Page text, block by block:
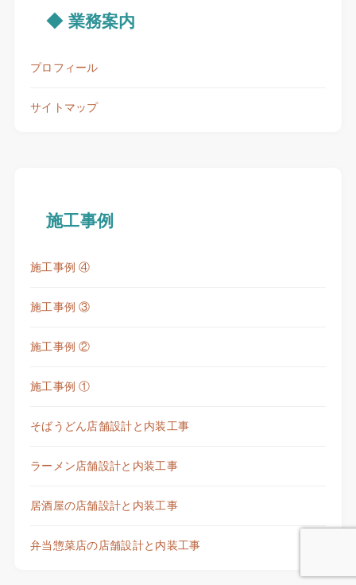
◆ 業務案内
プロフィール
サイトマップ
施工事例
施工事例 ④
施工事例 ③
施工事例 ②
施工事例 ①
そばうどん店舗設計と内装工事
ラーメン店舗設計と内装工事
居酒屋の店舗設計と内装工事
弁当惣菜店の店舗設計と内装工事